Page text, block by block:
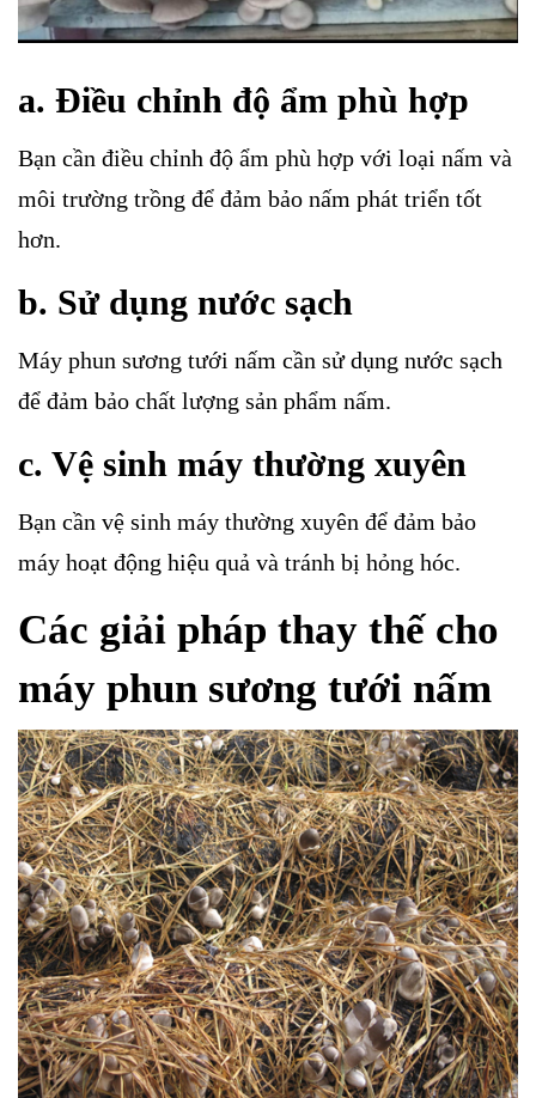
a. Điều chỉnh độ ẩm phù hợp
Bạn cần điều chỉnh độ ẩm phù hợp với loại nấm và
môi trường trồng để đảm bảo nấm phát triển tốt
hơn.
b. Sử dụng nước sạch
Máy phun sương tưới nấm cần sử dụng nước sạch
để đảm bảo chất lượng sản phẩm nấm.
c. Vệ sinh máy thường xuyên
Bạn cần vệ sinh máy thường xuyên để đảm bảo
máy hoạt động hiệu quả và tránh bị hỏng hóc.
Các giải pháp thay thế cho
máy phun sương tưới nấm